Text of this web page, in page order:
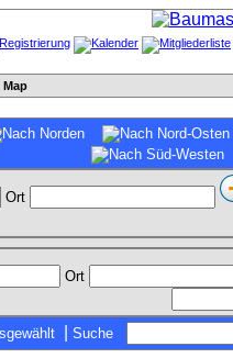
Map
Ort
Ort
Suche